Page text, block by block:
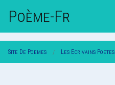
Poème-Fr
Site De Poemes Les Ecrivains Poetes